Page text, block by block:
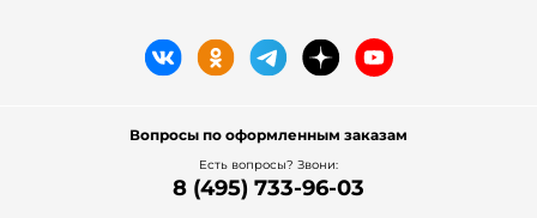
Вопросы по оформленным заказам
Есть вопросы? Звони:
8 (495) 733-96-03